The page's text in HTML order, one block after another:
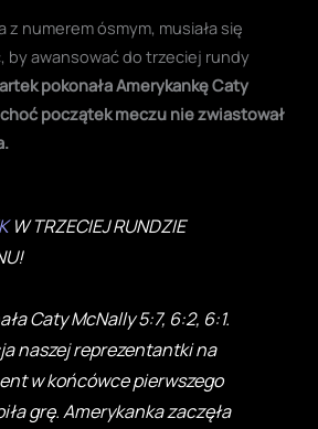
numerem ósmym, musiała się
by awansować do trzeciej rundy
pokonała Amerykankę Caty
choć początek meczu nie zwiastował
.
W TRZECIEJ RUNDZIE
Caty McNally 5:7, 6:2, 6:1.
naszej reprezentantki na
w końcówce pierwszego
grę. Amerykanka zaczęła